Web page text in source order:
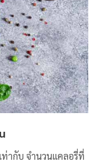
ท่ากับ จำนวนแคลอรี่ที่